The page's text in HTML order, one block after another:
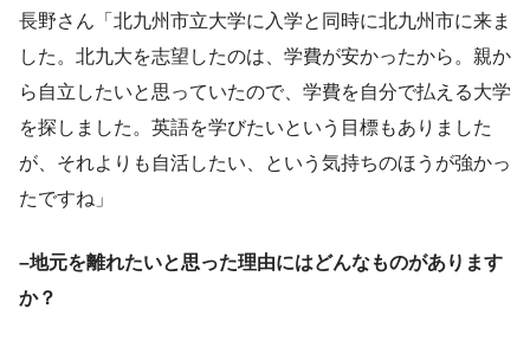
長野さん「北九州市立大学に入学と同時に北九州市に来ま
した。北九大を志望したのは、学費が安かったから。親か
ら自立したいと思っていたので、学費を自分で払える大学
を探しました。英語を学びたいという目標もありました
が、それよりも自活したい、という気持ちのほうが強かっ
たですね」
–地元を離れたいと思った理由にはどんなものがあります
か？